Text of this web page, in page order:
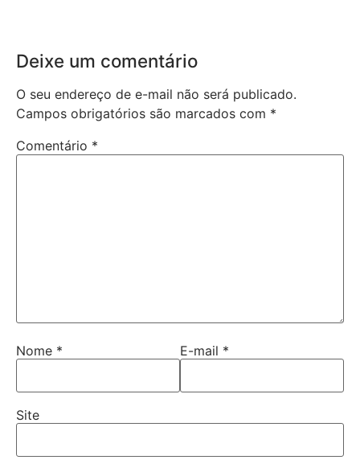
Deixe um comentário
O seu endereço de e-mail não será publicado.
Campos obrigatórios são marcados com *
Comentário *
Nome * E-mail *
Site